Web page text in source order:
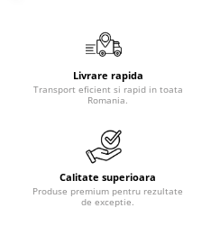
Livrare rapida
Transport eficient si rapid in toata
Romania.
Calitate superioara
Produse premium pentru rezultate
de exceptie.